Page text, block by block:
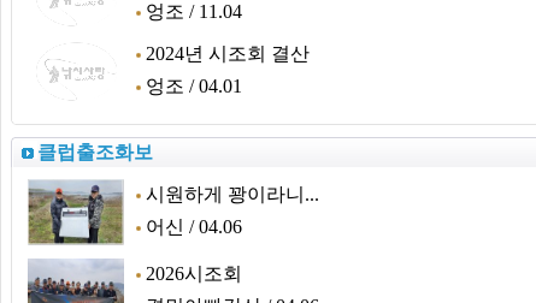
엉조 / 11.04
2024년 시조회 결산
엉조 / 04.01
클럽출조화보
시원하게 꽝이라니...
어신 / 04.06
2026시조회